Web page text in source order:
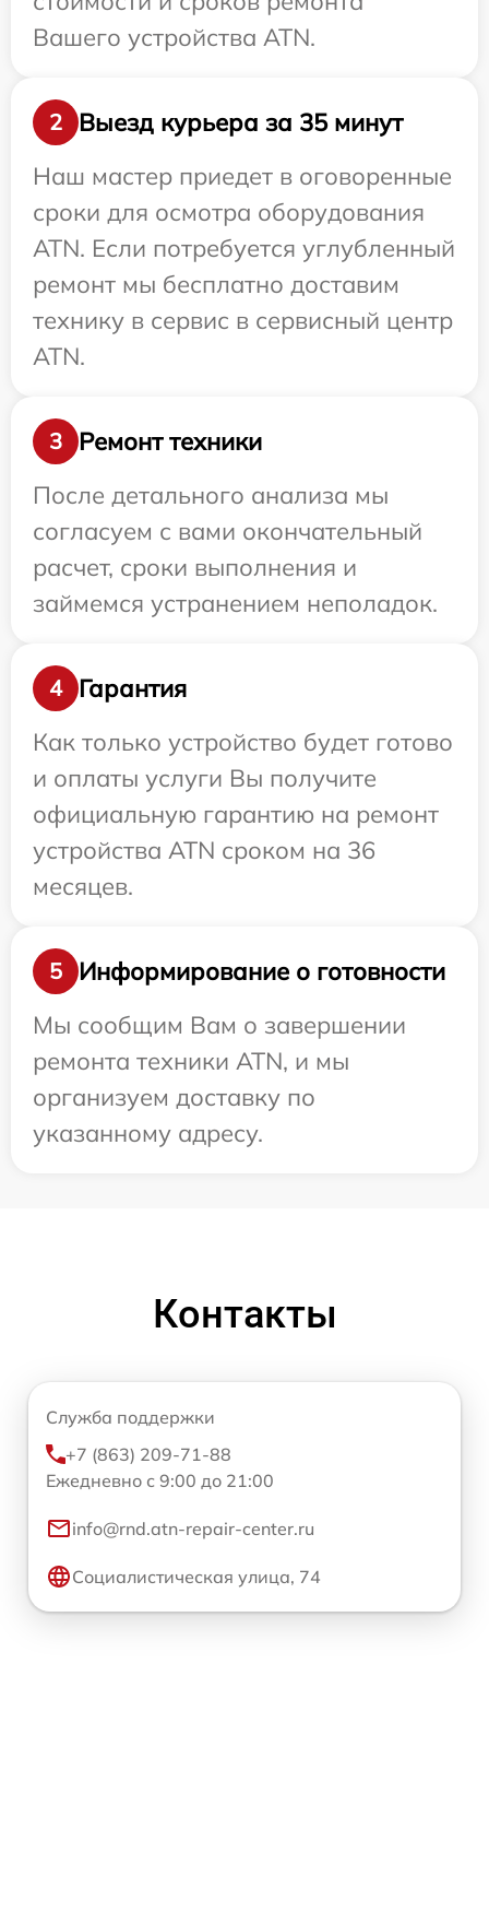
Вашего устройства ATN.
2
Выезд курьера за 35 минут
Наш мастер приедет в оговоренные
сроки для осмотра оборудования
ATN. Если потребуется углубленный
ремонт мы бесплатно доставим
технику в сервис в сервисный центр
ATN.
3
Ремонт техники
После детального анализа мы
согласуем с вами окончательный
расчет, сроки выполнения и
займемся устранением неполадок.
4
Гарантия
Как только устройство будет готово
и оплаты услуги Вы получите
официальную гарантию на ремонт
устройства ATN сроком на 36
месяцев.
5
Информирование о готовности
Мы сообщим Вам о завершении
ремонта техники ATN, и мы
организуем доставку по
указанному адресу.
Контакты
Служба поддержки
+7 (863) 209-71-88
Ежедневно с 9:00 до 21:00
info@rnd.atn-repair-center.ru
Социалистическая улица, 74